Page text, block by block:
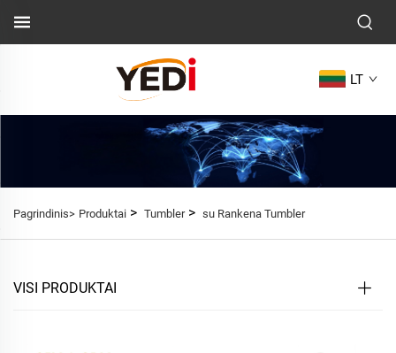
LT
Pagrindinis> Produktai > Tumbler> su Rankena Tumbler
VISI PRODUKTAI